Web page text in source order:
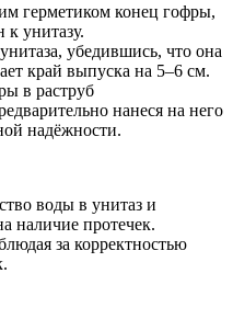
герметиком конец гофры,
к унитазу.
убедившись, что она
край выпуска на 5–6 см.
в раструб
нанеся на него
надёжности.
воды в унитаз и
наличие протечек.
за корректностью